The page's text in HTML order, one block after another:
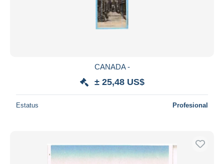
CANADA -
± 25,48 US$
Estatus Profesional